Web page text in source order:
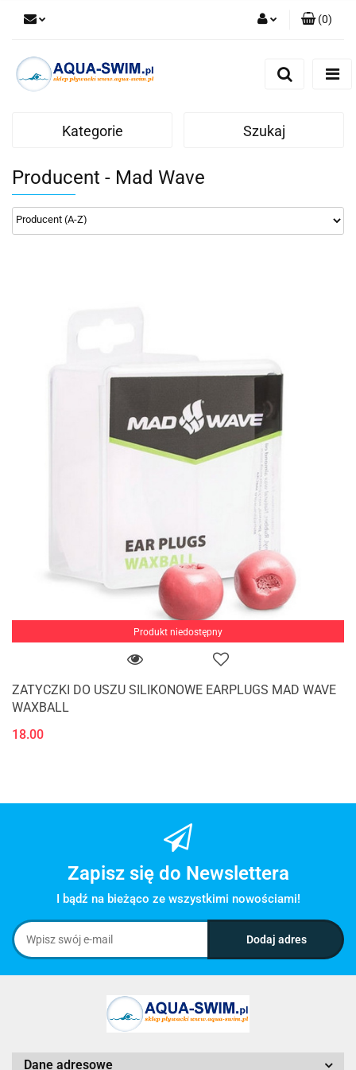
(0)
Kategorie Szukaj
Producent - Mad Wave
Produkt niedostępny
ZATYCZKI DO USZU SILIKONOWE EARPLUGS MAD WAVE
WAXBALL
18.00
Zapisz się do Newslettera
I bądź na bieżąco ze wszystkimi nowościami!
Dane adresowe